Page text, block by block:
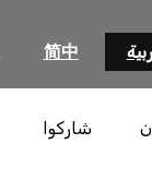
简中
شاركوا